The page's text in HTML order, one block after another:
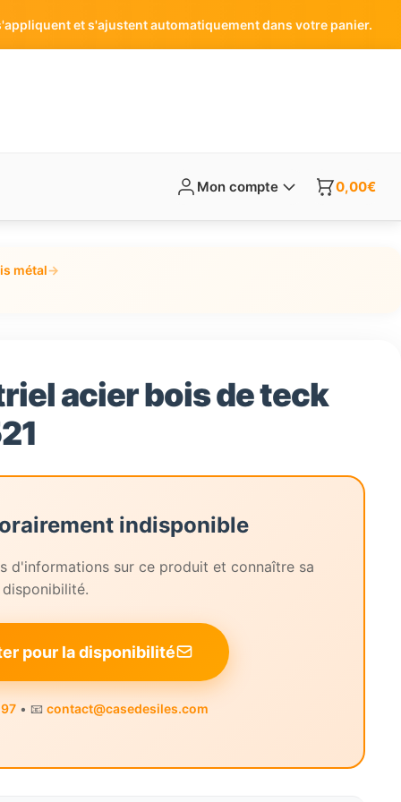
et s'ajustent automatiquement dans votre panier.
Mon compte 0,00€
métal→
acier bois de teck
indisponible
d'informations sur ce produit et connaître sa
disponibilité.
pour la disponibilité
• 📧contact@casedesiles.com